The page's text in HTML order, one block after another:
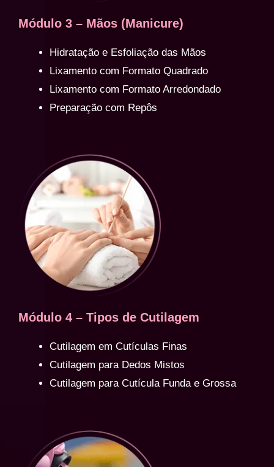
Módulo 3 – Mãos (Manicure)
Hidratação e Esfoliação das Mãos
Lixamento com Formato Quadrado
Lixamento com Formato Arredondado
Preparação com Repôs
Módulo 4 – Tipos de Cutilagem
Cutilagem em Cutículas Finas
Cutilagem para Dedos Mistos
Cutilagem para Cutícula Funda e Grossa